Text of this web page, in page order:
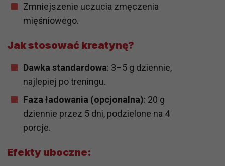
Zmniejszenie uczucia zmęczenia
mięśniowego.
Jak stosować kreatynę?
Dawka standardowa: 3–5 g dziennie,
najlepiej po treningu.
Faza ładowania (opcjonalna): 20 g
dziennie przez 5 dni, podzielone na 4
porcje.
Efekty uboczne: